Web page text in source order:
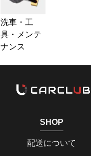
洗車・工
具・メンテ
ナンス
SHOP
配送について